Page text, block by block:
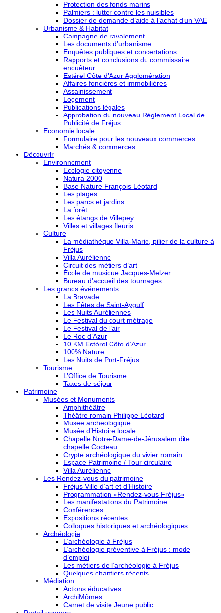
Protection des fonds marins
Palmiers : lutter contre les nuisibles
Dossier de demande d’aide à l’achat d’un VAE
Urbanisme & Habitat
Campagne de ravalement
Les documents d’urbanisme
Enquêtes publiques et concertations
Rapports et conclusions du commissaire
enquêteur
Estérel Côte d’Azur Agglomération
Affaires foncières et immobilières
Assainissement
Logement
Publications légales
Approbation du nouveau Règlement Local de
Publicité de Fréjus
Economie locale
Formulaire pour les nouveaux commerces
Marchés & commerces
Découvrir
Environnement
Ecologie citoyenne
Natura 2000
Base Nature François Léotard
Les plages
Les parcs et jardins
La forêt
Les étangs de Villepey
Villes et villages fleuris
Culture
La médiathèque Villa-Marie, pilier de la culture à
Fréjus
Villa Aurélienne
Circuit des métiers d’art
École de musique Jacques-Melzer
Bureau d’accueil des tournages
Les grands événements
La Bravade
Les Fêtes de Saint-Aygulf
Les Nuits Auréliennes
Le Festival du court métrage
Le Festival de l’air
Le Roc d’Azur
10 KM Estérel Côte d’Azur
100% Nature
Les Nuits de Port-Fréjus
Tourisme
L’Office de Tourisme
Taxes de séjour
Patrimoine
Musées et Monuments
Amphithéâtre
Théâtre romain Philippe Léotard
Musée archéologique
Musée d’Histoire locale
Chapelle Notre-Dame-de-Jérusalem dite
chapelle Cocteau
Crypte archéologique du vivier romain
Espace Patrimoine / Tour circulaire
Villa Aurélienne
Les Rendez-vous du patrimoine
Fréjus Ville d’art et d’Histoire
Programmation «Rendez-vous Fréjus»
Les manifestations du Patrimoine
Conférences
Expositions récentes
Colloques historiques et archéologiques
Archéologie
L’archéologie à Fréjus
L’archéologie préventive à Fréjus : mode
d’emploi
Les métiers de l’archéologie à Fréjus
Quelques chantiers récents
Médiation
Actions éducatives
ArchiMômes
Carnet de visite Jeune public